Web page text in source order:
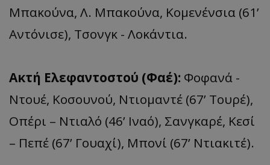
Μπακούνα, Λ. Μπακούνα, Κομενένσια (61’
Αντόνισε), Τσονγκ - Λοκάντια.
Ακτή Ελεφαντοστού (Φαέ): Φοφανά -
Ντουέ, Κοσουνού, Ντιομαντέ (67’ Τουρέ),
Οπέρι – Ντιαλό (46’ Ιναό), Σανγκαρέ, Κεσί
– Πεπέ (67’ Γουαχί), Μπονί (67’ Ντιακιτέ).